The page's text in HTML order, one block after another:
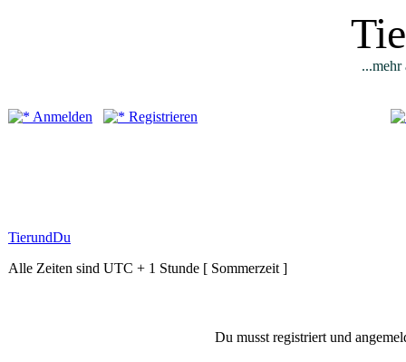
...mehr
Anmelden Registrieren
TierundDu
Alle Zeiten sind UTC + 1 Stunde [ Sommerzeit ]
Du musst registriert und